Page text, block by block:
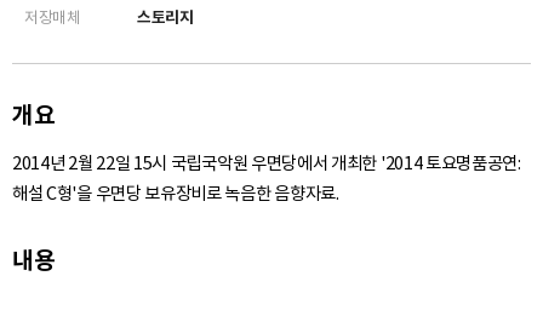
저장매체
스토리지
개요
2014년 2월 22일 15시 국립국악원 우면당에서 개최한 '2014 토요명품공연:
해설 C형'을 우면당 보유장비로 녹음한 음향자료.
내용